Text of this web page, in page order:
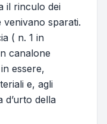
il rinculo dei
sparati.
( n. 1 in
canalone
essere,
e, agli
d’urto della